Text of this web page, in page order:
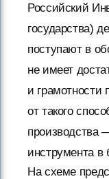
Российский
государства)
поступают в
не имеет
и грамотности
от такого
производства
инструмента в
На схеме